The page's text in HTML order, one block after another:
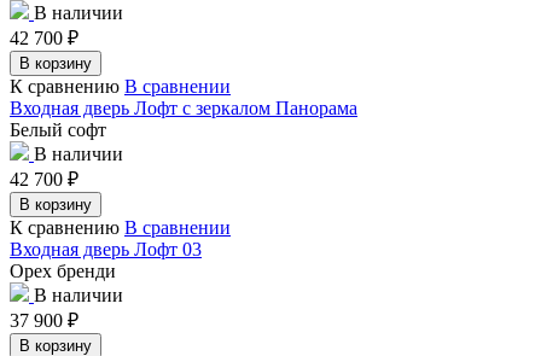
В наличии
42 700 ₽
В корзину
К сравнению В сравнении
Входная дверь Лофт с зеркалом Панорама
Белый софт
В наличии
42 700 ₽
В корзину
К сравнению В сравнении
Входная дверь Лофт 03
Орех бренди
В наличии
37 900 ₽
В корзину